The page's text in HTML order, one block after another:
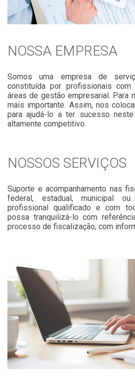
NOSSA EMPRESA
Somos uma empresa de
constituída por profissionais com
áreas de gestão empresarial. Para
mais importante. Assim, nos
para ajudá-lo a ter sucesso
altamente competitivo.
NOSSOS SERVIÇOS
Suporte e acompanhamento nas
federal, estadual, municipal
profissional qualificado e com
possa tranquilizá-lo com
processo de fiscalização, com